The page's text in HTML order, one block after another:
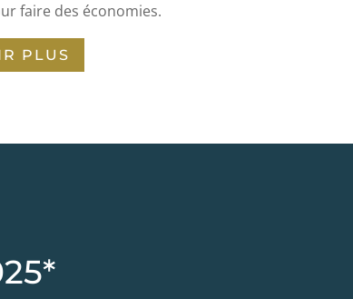
faire des économies.
PLUS